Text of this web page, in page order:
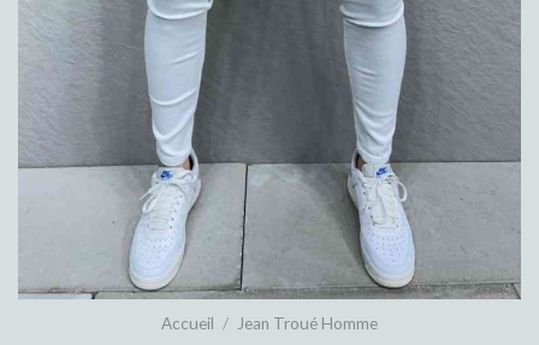
Accueil / Jean Troué Homme